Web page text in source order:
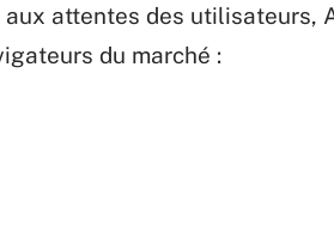
aux attentes des utilisateurs,
du marché :